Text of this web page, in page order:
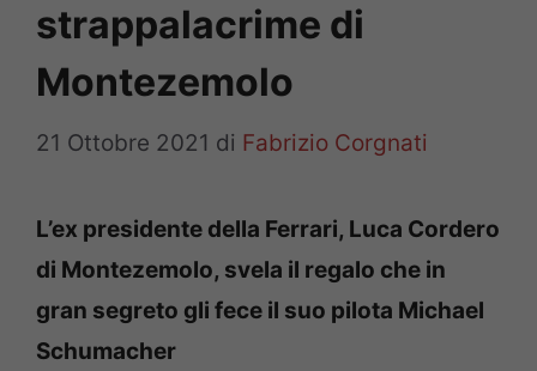
strappalacrime di
Montezemolo
21 Ottobre 2021 di Fabrizio Corgnati
L’ex presidente della Ferrari, Luca Cordero
di Montezemolo, svela il regalo che in
gran segreto gli fece il suo pilota Michael
Schumacher